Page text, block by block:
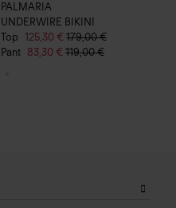
PALMARIA
UNDERWIRE BIKINI
Top 125,30 € 179,00 €
Pant 83,30 € 119,00 €